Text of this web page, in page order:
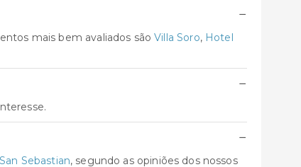
−
mais bem avaliados sãoVilla Soro, Hotel
−
−
Sebastian, segundo as opiniões dos nossos